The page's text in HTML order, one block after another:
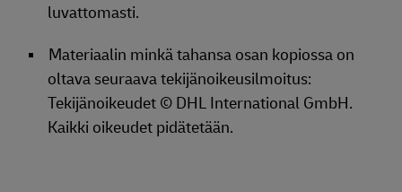
luvattomasti.
Materiaalin minkä tahansa osan kopiossa on
oltava seuraava tekijänoikeusilmoitus:
Tekijänoikeudet © DHL International GmbH.
Kaikki oikeudet pidätetään.